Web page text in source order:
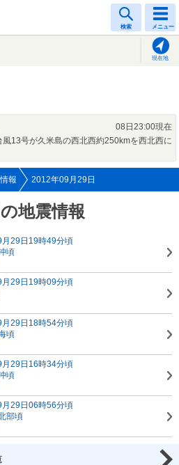
検索 メニュー
現在地
08日23:00現在
風13号が久米島の西北西約250kmを西北西に
報 2012年09月29日
地震情報
29日19時49分頃
頃
29日19時09分頃
29日18時54分頃
頃
29日16時34分頃
頃
29日06時56分頃
部頃